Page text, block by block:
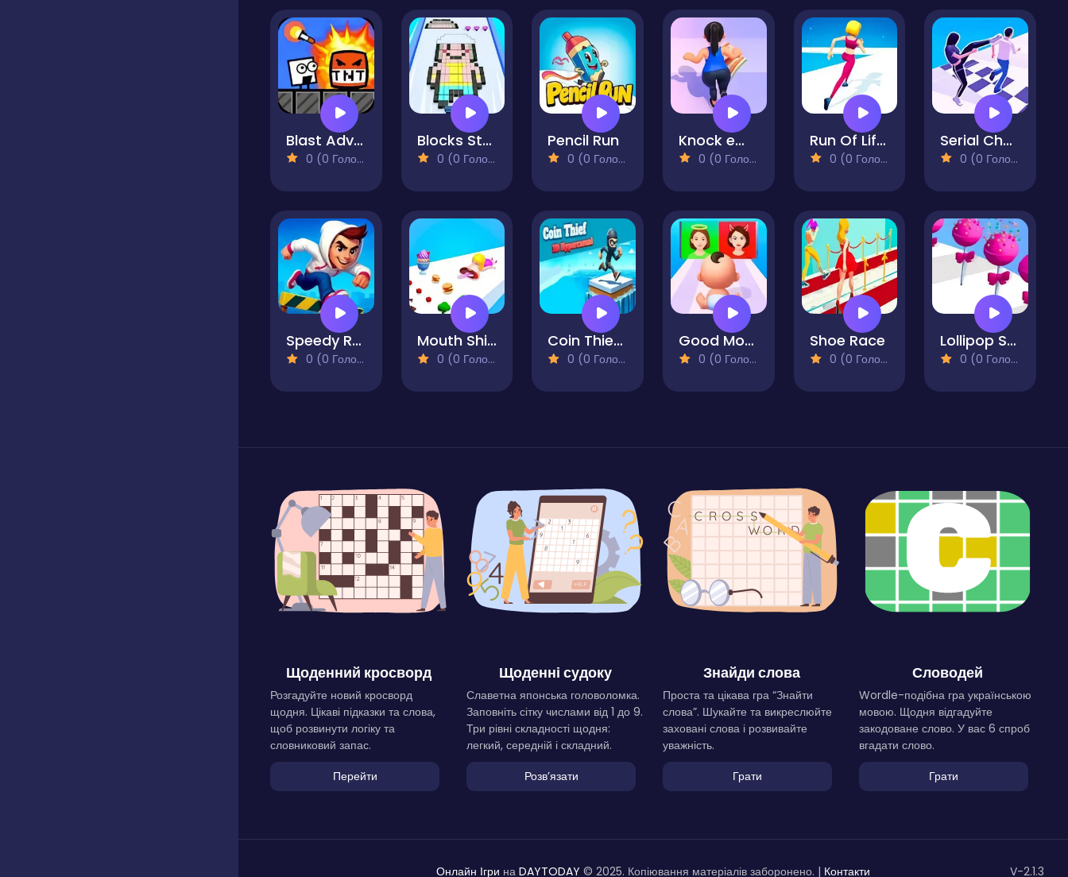
Blast Adventure
0 (0 Голосів)
Blocks Stack Rush
0 (0 Голосів)
Pencil Run
0 (0 Голосів)
Knock em' Pillow
0 (0 Голосів)
Run Of Life 3D
0 (0 Голосів)
Serial Cheaters
0 (0 Голосів)
Speedy Runner
0 (0 Голосів)
Mouth Shift 3D
0 (0 Голосів)
Coin Thief 3D Pro
0 (0 Голосів)
Good Mom Bad Mom
0 (0 Голосів)
Shoe Race
0 (0 Голосів)
Lollipop Stack Run
0 (0 Голосів)
Щоденний кросворд
Розгадуйте новий кросворд
щодня. Цікаві підказки та слова,
щоб розвинути логіку та
словниковий запас.
Перейти
Щоденні судоку
Славетна японська головоломка.
Заповніть сітку числами від 1 до 9.
Три рівні складності щодня:
легкий, середній і складний.
Розвʼязати
Знайди слова
Проста та цікава гра “Знайти
слова”. Шукайте та викреслюйте
заховані слова і розвивайте
уважність.
Грати
Словодей
Wordle-подібна гра українською
мовою. Щодня відгадуйте
закодоване слово. У вас 6 спроб
вгадати слово.
Грати
Онлайн Ігри на DAYTODAY © 2025. Копіювання матеріалів заборонено. | Контакти V-2.1.3